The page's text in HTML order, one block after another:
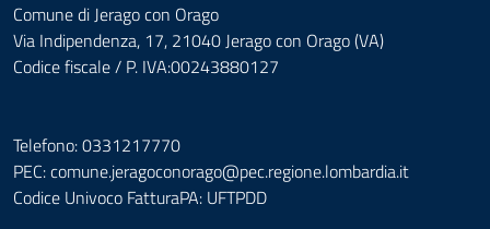
Comune di Jerago con Orago
Via Indipendenza, 17, 21040 Jerago con Orago (VA)
Codice fiscale / P. IVA:00243880127
Telefono: 0331217770
PEC:comune.jeragoconorago@pec.regione.lombardia.it
Codice Univoco FatturaPA: UFTPDD